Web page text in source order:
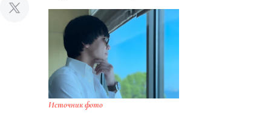
Источник фото